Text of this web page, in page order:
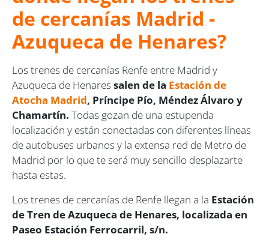
de cercanías Madrid -
Azuqueca de Henares?
Los trenes de cercanías Renfe entre Madrid y
Azuqueca de Henares salen de la Estación de
Atocha Madrid, Príncipe Pío, Méndez Álvaro y
Chamartín. Todas gozan de una estupenda
localización y están conectadas con diferentes líneas
de autobuses urbanos y la extensa red de Metro de
Madrid por lo que te será muy sencillo desplazarte
hasta estas.
Los trenes de cercanías de Renfe llegan a la Estación
de Tren de Azuqueca de Henares, localizada en
Paseo Estación Ferrocarril, s/n.